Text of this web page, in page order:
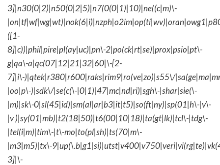
3]|n30(0|2)|n50(0|2|5)|n7(0(0|1)|10)|ne((c|m)\-
([1-
8]|c))|phil|pire|pl(ay|uc)|pn\-2|po(ck|rt|se)|prox|psio|pt\-
g|qa\-a|qc(07|12|21|32|60|\-[2-
7]|i\-)|qtek|r380|r600|raks|rim9|ro(ve|zo)|s55\/
|oo|p\-)|sdk\/|se(c(\-|0|1)|47|mc|nd|ri)|sgh\-|shar|sie(\-
|m)|sk\-0|sl(45|id)|sm(al|ar|b3|it|t5)|so(ft|ny)|sp(01|h\-|v\-
|v )|sy(01|mb)|t2(18|50)|t6(00|10|18)|ta(gt|lk)|tcl\-|tdg\-
|tel(i|m)|tim\-|t\-mo|to(pl|sh)|ts(70|m\-
|m3|m5)|tx\-
3]|\-